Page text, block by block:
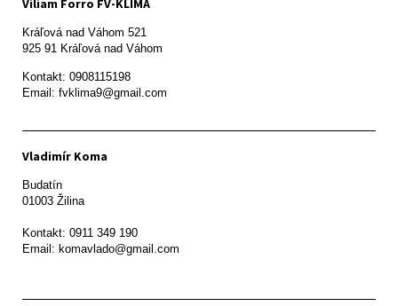
Viliam Forro FV-KLIMA
Kráľová nad Váhom 521
Kontakt: 0908115198
Email: fvklima9@gmail.com
Vladimír Koma
Budatín
01003 Žilina
Kontakt: 0911 349 190